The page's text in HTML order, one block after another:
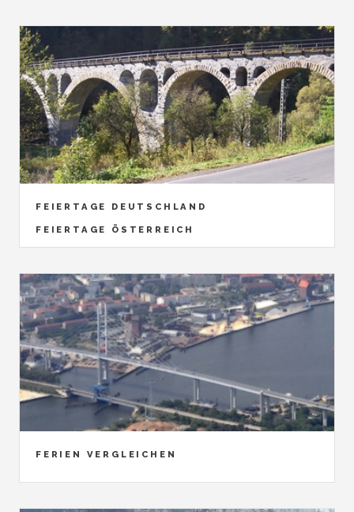
FEIERTAGE DEUTSCHLAND
FEIERTAGE ÖSTERREICH
FERIEN VERGLEICHEN